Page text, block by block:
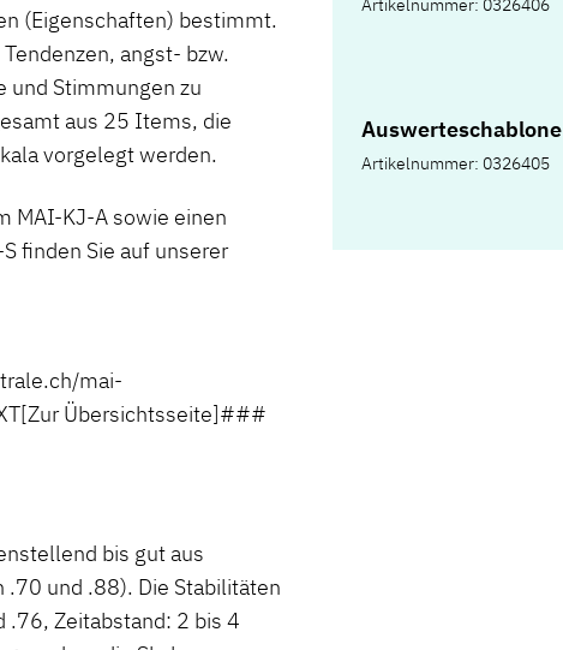
Artikelnummer: 0326406
Auswerteschablone
Artikelnummer: 0326405
(Eigenschaften) bestimmt.
angst- bzw.
und Stimmungen zu
aus 25 Items, die
vorgelegt werden.
MAI-KJ-A sowie einen
finden Sie auf unserer
mai-
Übersichtsseite]###
bis gut aus
.70 und .88). Die Stabilitäten
.76, Zeitabstand: 2 bis 4